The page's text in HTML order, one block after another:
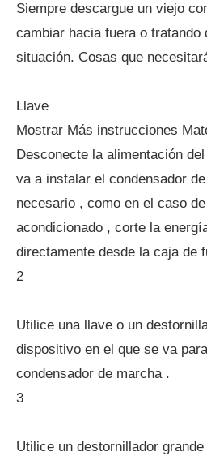
Siempre descargue un viejo
cambiar hacia fuera o tratando
situación. Cosas que
Llave
Mostrar Más instrucciones
Desconecte la alimentación
va a instalar el condensador
necesario , como en el caso
acondicionado , corte la
directamente desde la caja de
2
Utilice una llave o un
dispositivo en el que se va
condensador de marcha .
3
Utilice un destornillador